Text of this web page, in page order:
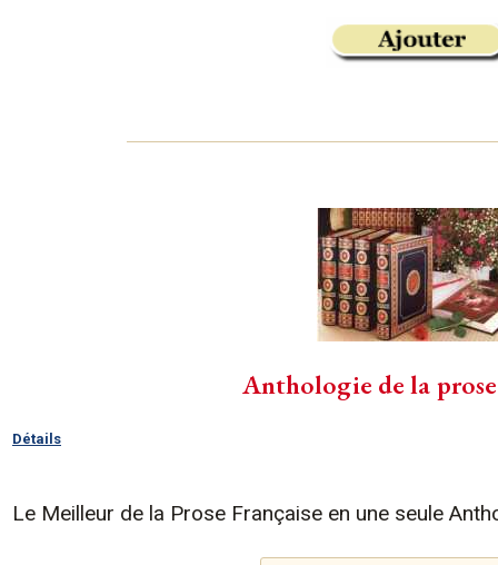
Anthologie de la
Détails
Le Meilleur de la Prose Française en une seule